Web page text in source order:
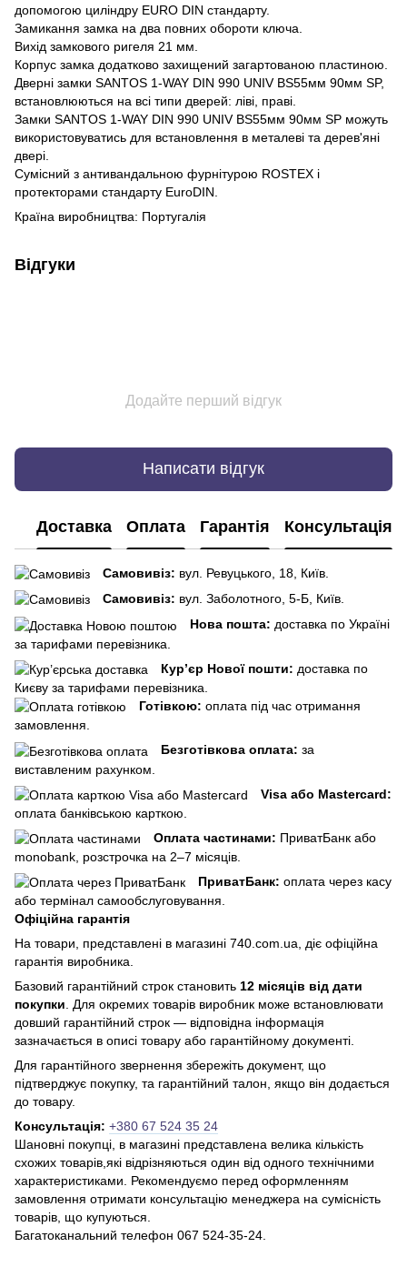
допомогою циліндру EURO DIN стандарту.
Замикання замка на два повних обороти ключа.
Вихід замкового ригеля 21 мм.
Корпус замка додатково захищений загартованою пластиною.
Дверні замки SANTOS 1-WAY DIN 990 UNIV BS55мм 90мм SP,
встановлюються на всі типи дверей: ліві, праві.
Замки SANTOS 1-WAY DIN 990 UNIV BS55мм 90мм SP можуть
використовуватись для встановлення в металеві та дерев'яні
двері.
Сумісний з антивандальною фурнітурою ROSTEX і
протекторами стандарту EuroDIN.
Країна виробництва: Португалія
Відгуки
Додайте перший відгук
Написати відгук
Доставка Оплата Гарантія Консультація
Самовивіз: вул. Ревуцького, 18, Київ.
Самовивіз: вул. Заболотного, 5-Б, Київ.
Нова пошта: доставка по Україні
за тарифами перевізника.
Кур’єр Нової пошти: доставка по
Києву за тарифами перевізника.
Готівкою: оплата під час отримання
замовлення.
Безготівкова оплата: за
виставленим рахунком.
Visa або Mastercard:
оплата банківською карткою.
Оплата частинами: ПриватБанк або
monobank, розстрочка на 2–7 місяців.
ПриватБанк: оплата через касу
або термінал самообслуговування.
Офіційна гарантія
На товари, представлені в магазині 740.com.ua, діє офіційна
гарантія виробника.
Базовий гарантійний строк становить 12 місяців від дати
покупки. Для окремих товарів виробник може встановлювати
довший гарантійний строк — відповідна інформація
зазначається в описі товару або гарантійному документі.
Для гарантійного звернення збережіть документ, що
підтверджує покупку, та гарантійний талон, якщо він додається
до товару.
Консультація: +380 67 524 35 24
Шановні покупці, в магазині представлена ​​велика кількість
схожих товарів,які відрізняються один від одного технічними
характеристиками. Рекомендуємо перед оформленням
замовлення отримати консультацію менеджера на сумісність
товарів, що купуються.
Багатоканальний телефон 067 524-35-24.